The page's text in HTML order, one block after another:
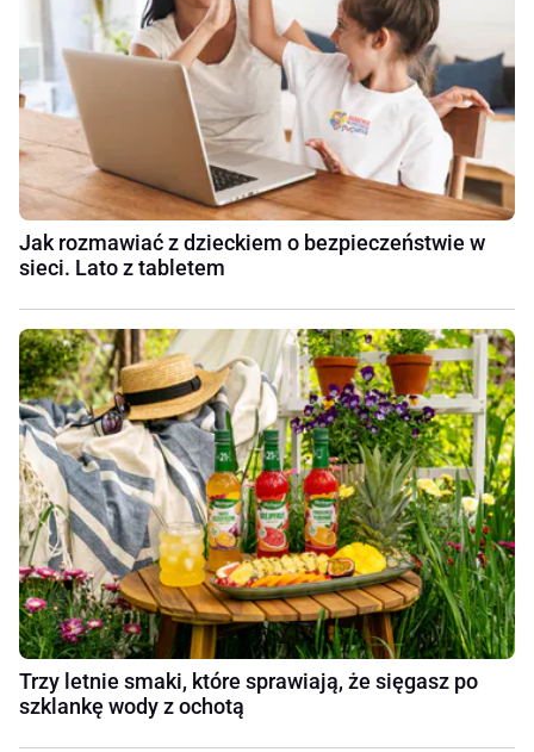
Jak rozmawiać z dzieckiem o bezpieczeństwie w
sieci. Lato z tabletem
Trzy letnie smaki, które sprawiają, że sięgasz po
szklankę wody z ochotą